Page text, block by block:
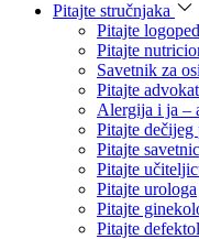
Pitajte stručnjaka
Pitajte
Pitajte
Savetnik za
Pitajte
Alergija i ja –
Pitajte dečijeg
Pitajte
Pitajte
Pitajte urologa
Pitajte
Pitajte